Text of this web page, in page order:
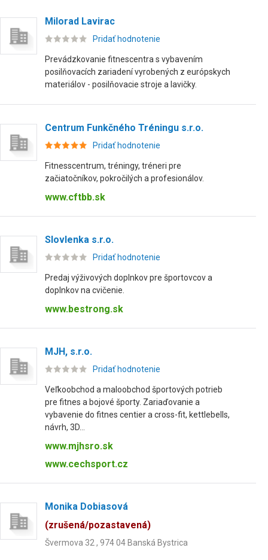
Milorad Lavirac
Pridať hodnotenie
Prevádzkovanie fitnescentra s vybavením
posilňovacích zariadení vyrobených z európskych
materiálov - posilňovacie stroje a lavičky.
Centrum Funkčného Tréningu s.r.o.
Pridať hodnotenie
Fitnesscentrum, tréningy, tréneri pre
začiatočníkov, pokročilých a profesionálov.
www.cftbb.sk
Slovlenka s.r.o.
Pridať hodnotenie
Predaj výživových doplnkov pre športovcov a
doplnkov na cvičenie.
www.bestrong.sk
MJH, s.r.o.
Pridať hodnotenie
Veľkoobchod a maloobchod športových potrieb
pre fitnes a bojové športy. Zariaďovanie a
vybavenie do fitnes centier a cross-fit, kettlebells,
návrh, 3D...
www.mjhsro.sk
www.cechsport.cz
Monika Dobiasová
(zrušená/pozastavená)
Švermova 32 , 974 04 Banská Bystrica